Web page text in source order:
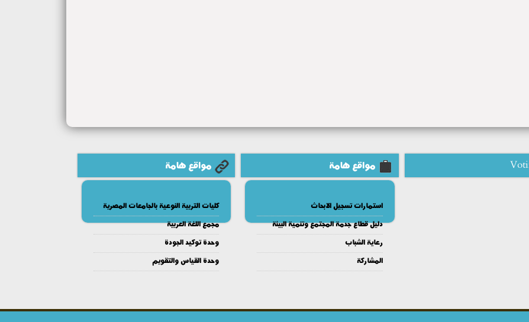
مواقع هامة
استمارات تسجيل الابحاث
دليل قطاع جدمة المجتمع وتنمية البيئة
رعاية الشباب
المشاركة
مواقع هامة
كليات التربية النوعية بالجامعات المصرية
مجمع اللغة العربية
وحدة توكيد الجودة
وحدة القياس والتقويم